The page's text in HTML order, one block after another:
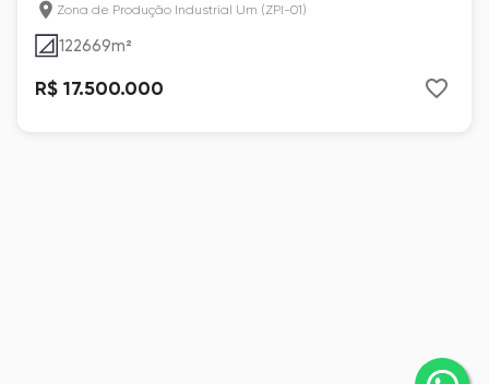
Zona de Produção Industrial Um (ZPI-01)
122669m²
R$ 17.500.000